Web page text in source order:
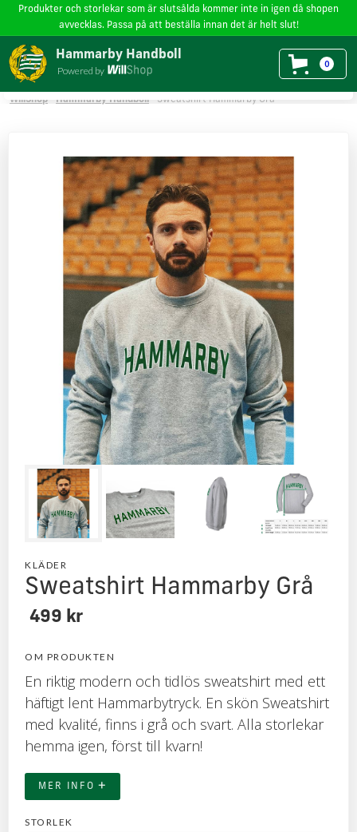
Vi använder cookies på willshop.se. Läs mer i vår
Läs mer
Produkter och storlekar som är slutsålda kommer inte in igen då shopen
avvecklas. Passa på att beställa innan det är helt slut!
Hammarby Handboll
Powered by
0
WillShop Hammarby Handboll Sweatshirt Hammarby Grå
Endast 4XL och 5XL kvar!
KLÄDER
Sweatshirt Hammarby Grå
499 kr
OM PRODUKTEN
En riktig modern och tidlös sweatshirt med ett
häftigt lent Hammarbytryck. En skön Sweatshirt
med kvalité, finns i grå och svart. Alla storlekar
hemma igen, först till kvarn!
MER INFO +
STORLEK